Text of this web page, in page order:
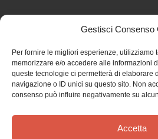
Gestisci Consenso
Per fornire le migliori esperienze, utilizziamo
memorizzare e/o accedere alle informazioni
queste tecnologie ci permetterà di elaborare
navigazione o ID unici su questo sito. Non
consenso può influire negativamente su
Accetta
Effatà Editrice di Pellegrino Paolo
C.F. e P.IVA 09655250018
Via Tre Denti, 1 - 10060 Cantalupa
Telefono: (+39) 0121 353452 - Fax: